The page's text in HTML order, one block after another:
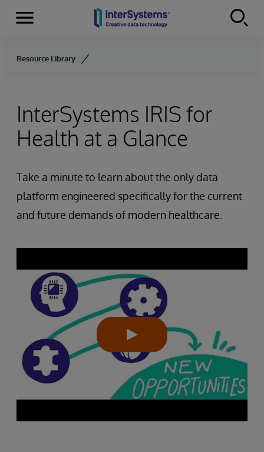
Skip to content
Menu
Resource Library
InterSystems IRIS for
Health at a Glance
Take a minute to learn about the only data
platform engineered specifically for the current
and future demands of modern healthcare.